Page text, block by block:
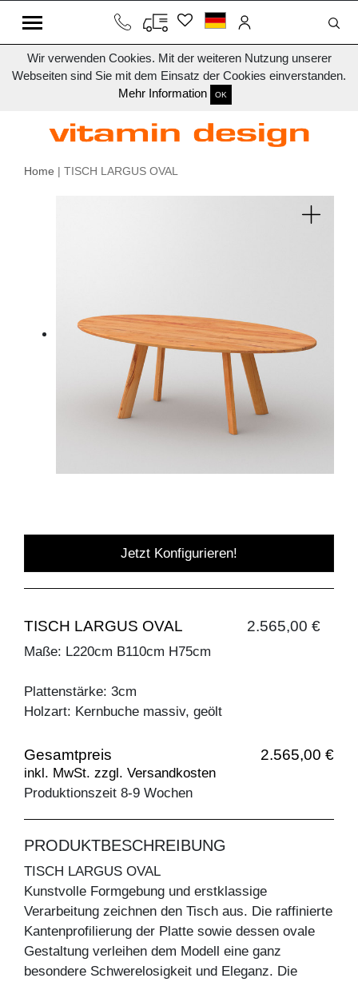
Wir verwenden Cookies. Mit der weiteren Nutzung unserer
Webseiten sind Sie mit dem Einsatz der Cookies einverstanden.
Mehr Information
OK
Home | TISCH LARGUS OVAL
Jetzt Konfigurieren!
TISCH LARGUS OVAL 2.565,00 €
Maße: L220cm B110cm H75cm
Plattenstärke: 3cm
Holzart: Kernbuche massiv, geölt
Gesamtpreis 2.565,00 €
inkl. MwSt. zzgl. Versandkosten
Produktionszeit 8-9 Wochen
PRODUKTBESCHREIBUNG
TISCH LARGUS OVAL
Kunstvolle Formgebung und erstklassige
Verarbeitung zeichnen den Tisch aus. Die raffinierte
Kantenprofilierung der Platte sowie dessen ovale
Gestaltung verleihen dem Modell eine ganz
besondere Schwerelosigkeit und Eleganz. Die